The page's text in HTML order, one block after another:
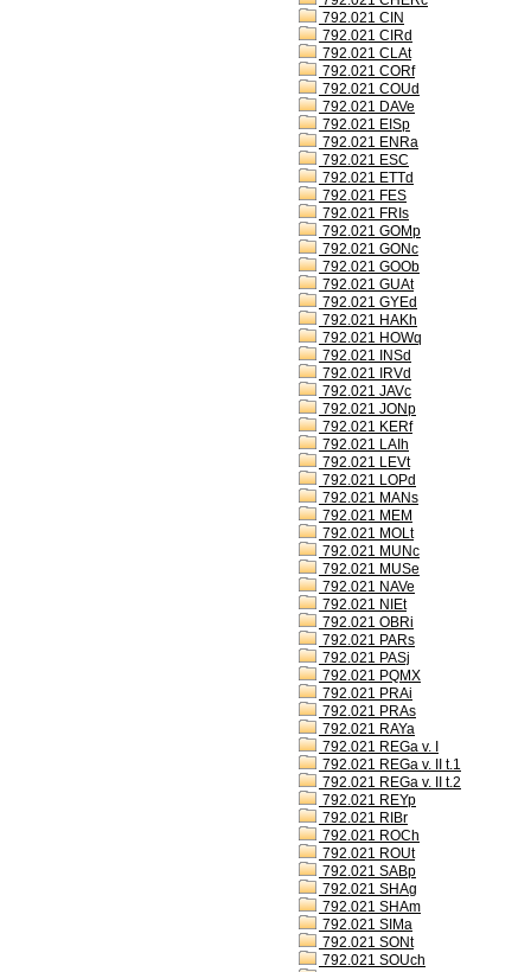
792.021 CIN
792.021 CIRd
792.021 CLAt
792.021 CORf
792.021 COUd
792.021 DAVe
792.021 EISp
792.021 ENRa
792.021 ESC
792.021 ETTd
792.021 FES
792.021 FRIs
792.021 GOMp
792.021 GONc
792.021 GOOb
792.021 GUAt
792.021 GYEd
792.021 HAKh
792.021 HOWq
792.021 INSd
792.021 IRVd
792.021 JAVc
792.021 JONp
792.021 KERf
792.021 LAIh
792.021 LEVt
792.021 LOPd
792.021 MANs
792.021 MEM
792.021 MOLt
792.021 MUNc
792.021 MUSe
792.021 NAVe
792.021 NIEt
792.021 OBRi
792.021 PARs
792.021 PASj
792.021 PQMX
792.021 PRAi
792.021 PRAs
792.021 RAYa
792.021 REGa v. I
792.021 REGa v. II t.1
792.021 REGa v. II t.2
792.021 REYp
792.021 RIBr
792.021 ROCh
792.021 ROUt
792.021 SABp
792.021 SHAg
792.021 SHAm
792.021 SIMa
792.021 SONt
792.021 SOUch